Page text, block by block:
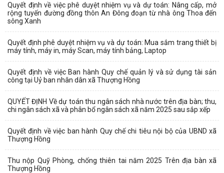
Quyết định về việc phê duyệt nhiệm vụ và dự toán: Nâng cấp, mở
rộng tuyến đường đồng thôn An Đông đoạn từ nhà ông Thoa đến
sông Xanh
Quyết định phê duyệt nhiệm vụ và dự toán: Mua sắm trang thiết bị
máy tính, máy in, máy Scan, máy tính bảng, Laptop
Quyết định về việc Ban hành Quy chế quản lý và sử dụng tài sản
công tại Uỷ ban nhân dân xã Thượng Hồng
QUYẾT ĐỊNH Về dự toán thu ngân sách nhà nước trên địa bàn; thu,
chi ngân sách xã và phân bổ ngân sách xã năm 2025 sau sắp xếp
Quyết định về việc ban hành Quy chế chi tiêu nội bộ của UBND xã
Thượng Hồng
Thu nộp Quỹ Phòng, chống thiên tai năm 2025 Trên địa bàn xã
Thượng Hồng